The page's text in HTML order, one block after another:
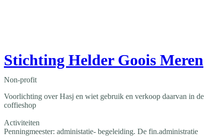
Stichting Helder Goois Meren
Non-profit
Voorlichting over Hasj en wiet gebruik en verkoop daarvan in de
coffieshop
Activiteiten
Penningmeester: administatie- begeleiding. De fin.administratie